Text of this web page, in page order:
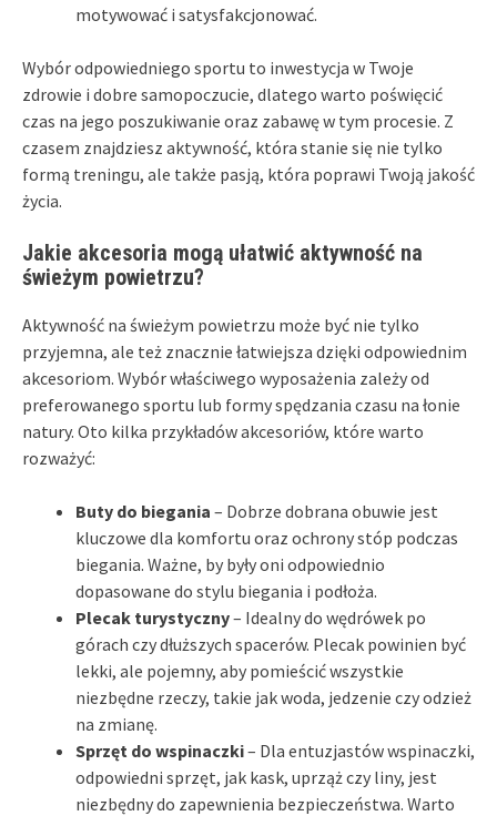
motywować i satysfakcjonować.
Wybór odpowiedniego sportu to inwestycja w Twoje
zdrowie i dobre samopoczucie, dlatego warto poświęcić
czas na jego poszukiwanie oraz zabawę w tym procesie. Z
czasem znajdziesz aktywność, która stanie się nie tylko
formą treningu, ale także pasją, która poprawi Twoją jakość
życia.
Jakie akcesoria mogą ułatwić aktywność na
świeżym powietrzu?
Aktywność na świeżym powietrzu może być nie tylko
przyjemna, ale też znacznie łatwiejsza dzięki odpowiednim
akcesoriom. Wybór właściwego wyposażenia zależy od
preferowanego sportu lub formy spędzania czasu na łonie
natury. Oto kilka przykładów akcesoriów, które warto
rozważyć:
Buty do biegania – Dobrze dobrana obuwie jest
kluczowe dla komfortu oraz ochrony stóp podczas
biegania. Ważne, by były oni odpowiednio
dopasowane do stylu biegania i podłoża.
Plecak turystyczny– Idealny do wędrówek po
górach czy dłuższych spacerów. Plecak powinien być
lekki, ale pojemny, aby pomieścić wszystkie
niezbędne rzeczy, takie jak woda, jedzenie czy odzież
na zmianę.
Sprzęt do wspinaczki– Dla entuzjastów wspinaczki,
odpowiedni sprzęt, jak kask, uprząż czy liny, jest
niezbędny do zapewnienia bezpieczeństwa. Warto